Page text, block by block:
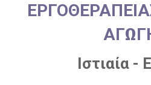
Ιστιαία -